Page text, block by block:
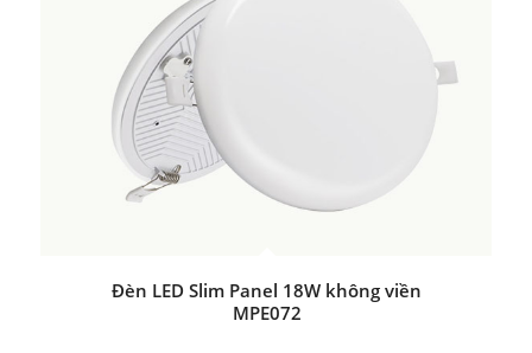
Đèn LED Slim Panel 18W không viền
MPE072